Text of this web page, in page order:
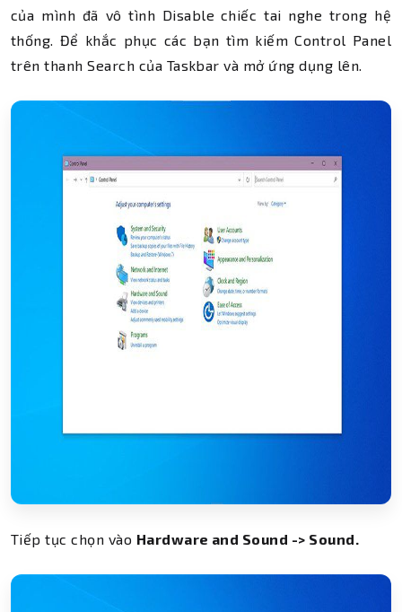
của mình đã vô tình Disable chiếc tai nghe trong hệ
thống. Để khắc phục các bạn tìm kiếm Control Panel
trên thanh Search của Taskbar và mở ứng dụng lên.
Tiếp tục chọn vào Hardware and Sound -> Sound.